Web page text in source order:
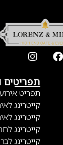
תפריטים
תפריט
קייטרינג
קייטרינג
קייטרינג
קייטרינג